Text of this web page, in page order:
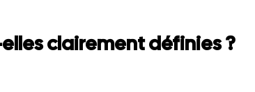
clairement définies ?